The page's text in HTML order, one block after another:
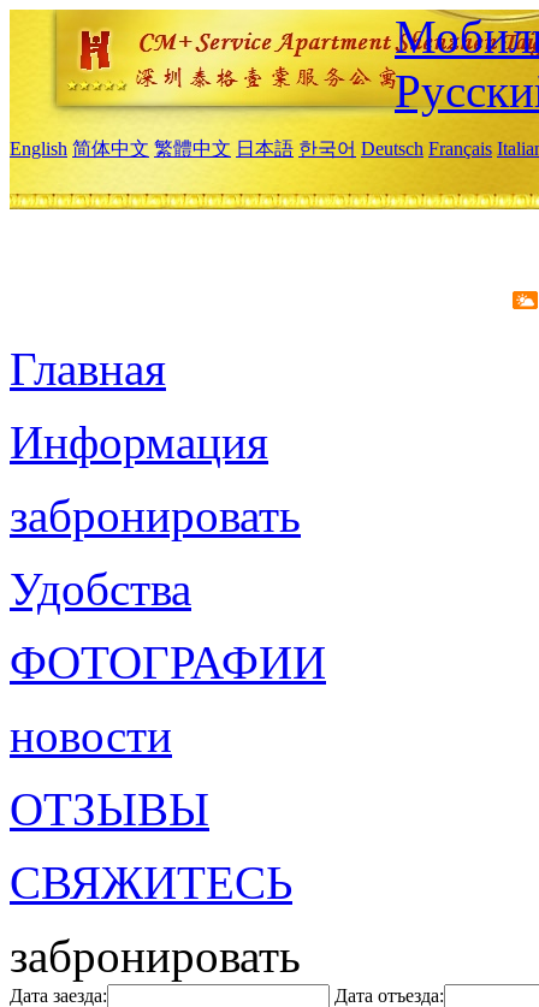
English 简体中文 繁體中文 日本語 한국어 Deutsch Français
Главная
Информация
забронировать
Удобства
ФОТОГРАФИИ
новости
ОТЗЫВЫ
СВЯЖИТЕСЬ
забронировать
Дата заезда: Дата отъезда: